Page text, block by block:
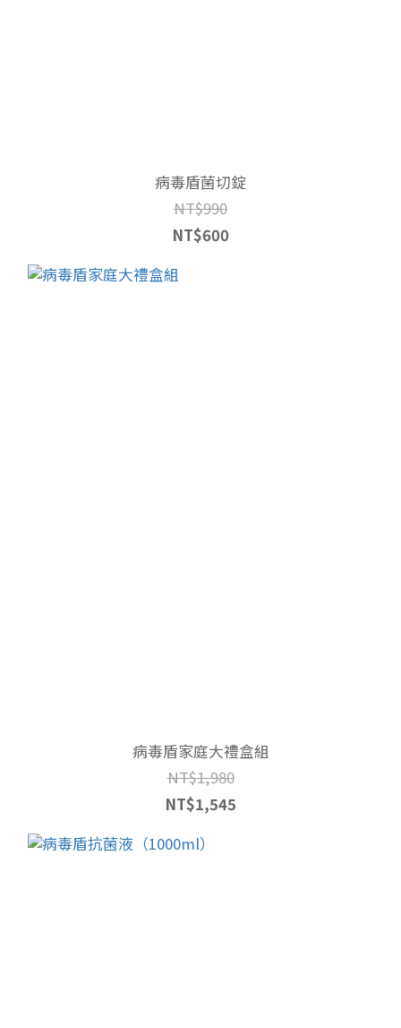
病毒盾菌切錠
NT$990
NT$600
病毒盾家庭大禮盒組
NT$1,980
NT$1,545